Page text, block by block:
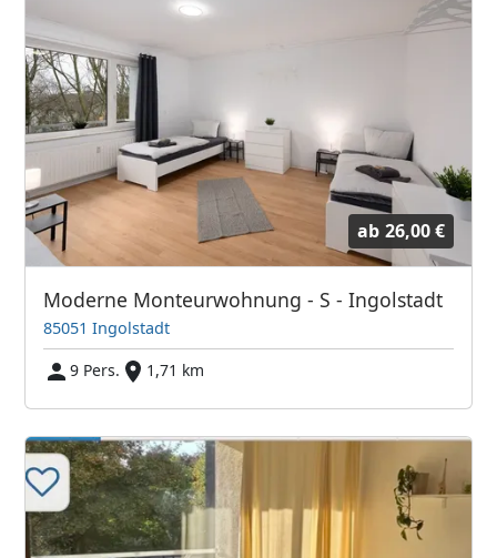
ab 26,00 €
Moderne Monteurwohnung - S - Ingolstadt
85051 Ingolstadt
9 Pers.
1,71 km